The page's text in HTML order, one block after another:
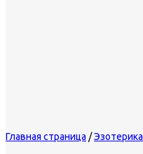
Главная страница /Эзотерика